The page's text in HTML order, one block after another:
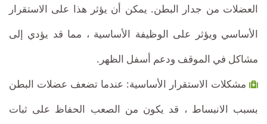
العضلات من جدار البطن. يمكن أن يؤثر هذا على الاستقرار
الأساسي ويؤثر على الوظيفة الأساسية ، مما قد يؤدي إلى
مشاكل في الموقف ودعم أسفل الظهر.
مشكلات الاستقرار الأساسية: عندما تضعف عضلات البطن
بسبب الانبساط ، قد يكون من الصعب الحفاظ على ثبات